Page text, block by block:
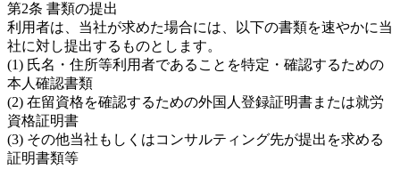
第2条 書類の提出
利用者は、当社が求めた場合には、以下の書類を速やかに当
社に対し提出するものとします。
(1) 氏名・住所等利用者であることを特定・確認するための
本人確認書類
(2) 在留資格を確認するための外国人登録証明書または就労
資格証明書
(3) その他当社もしくはコンサルティング先が提出を求める
証明書類等